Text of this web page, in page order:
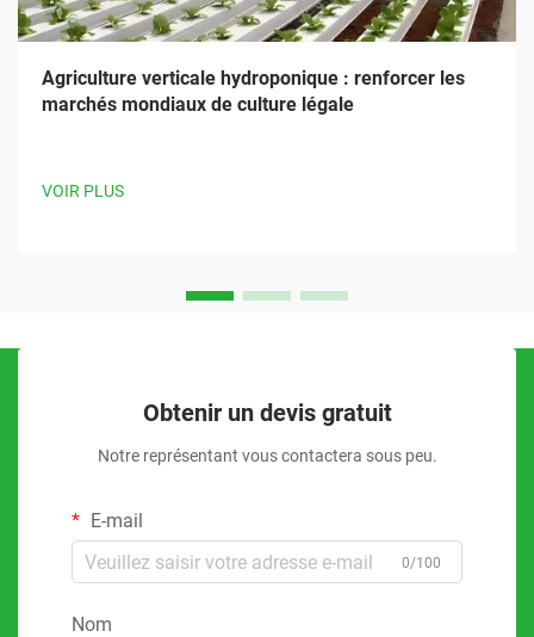
Agriculture verticale hydroponique : renforcer les
marchés mondiaux de culture légale
VOIR PLUS
Obtenir un devis gratuit
Notre représentant vous contactera sous peu.
E-mail
0/100
Nom